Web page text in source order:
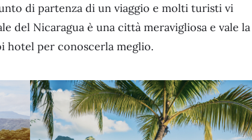
di partenza di un viaggio e molti turisti vi
del Nicaragua è una città meravigliosa e vale la
hotel per conoscerla meglio.